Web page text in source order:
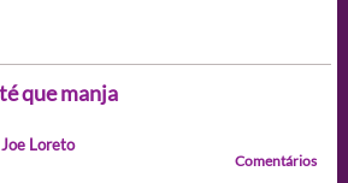
que manja
Joe Loreto
Comentários